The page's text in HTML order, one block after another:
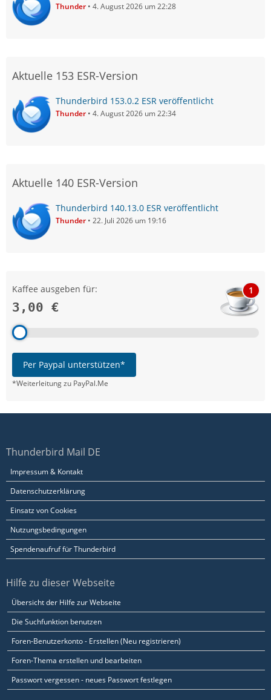
Thunder 4. August 2026 um 22:28
Aktuelle 153 ESR-Version
Thunderbird 153.0.2 ESR veröffentlicht
Thunder 4. August 2026 um 22:34
Aktuelle 140 ESR-Version
Thunderbird 140.13.0 ESR veröffentlicht
Thunder 22. Juli 2026 um 19:16
Kaffee ausgeben für:
3,00 €
1
Per Paypal unterstützen*
*Weiterleitung zu PayPal.Me
Thunderbird Mail DE
Impressum & Kontakt
Datenschutzerklärung
Einsatz von Cookies
Nutzungsbedingungen
Spendenaufruf für Thunderbird
Hilfe zu dieser Webseite
Übersicht der Hilfe zur Webseite
Die Suchfunktion benutzen
Foren-Benutzerkonto - Erstellen (Neu registrieren)
Foren-Thema erstellen und bearbeiten
Passwort vergessen - neues Passwort festlegen